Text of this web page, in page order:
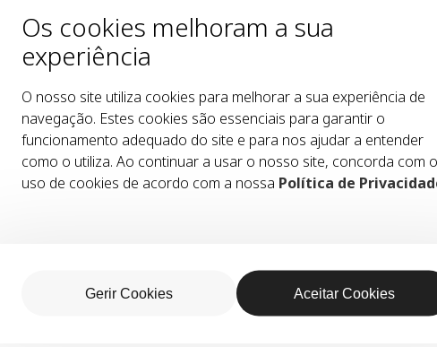
nos montes, aumentando a quantidade de
incêndios. “Antigamente, havia animais a pastar e as
muito abandono e a floresta encostou às casas”,
continuam a desempenhar um papel
e na prevenção de incêndios. “O agricultor
terra”, defendem.
e Caminha conta, atualmente, com cerca d
Os cookies melhoram a sua
experiência
O nosso site utiliza cookies para melhorar a sua experiência de
navegação. Estes cookies são essenciais para garantir o
funcionamento adequado do site e para nos ajudar a entender
como o utiliza. Ao continuar a usar o nosso site, concorda com o
uso de cookies de acordo com a nossa Política de
Gerir Cookies Aceitar Cookies